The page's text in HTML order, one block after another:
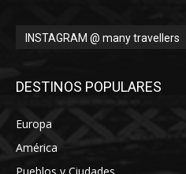
INSTAGRAM @ many travellers
DESTINOS POPULARES
Europa
América